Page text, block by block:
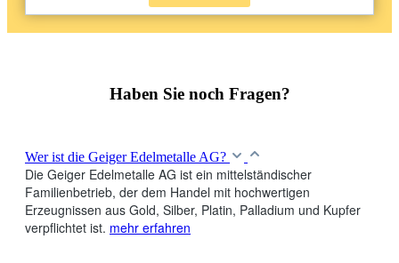
Haben Sie noch Fragen?
Wer ist die Geiger Edelmetalle AG?
Die Geiger Edelmetalle AG ist ein mittelständischer
Familienbetrieb, der dem Handel mit hochwertigen
Erzeugnissen aus Gold, Silber, Platin, Palladium und Kupfer
verpflichtet ist. mehr erfahren